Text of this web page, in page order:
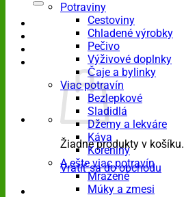
Žiadne produkty v košíku.
Vrátiť sa do obchodu
Potraviny
Cestoviny
Chladené výrobky
Pečivo
Výživové doplnky
Čaje a bylinky
Viac potravín
Bezlepkové
Sladidlá
Džemy a lekváre
Káva
Koreniny
A ešte viac potravín
Mrazené
Múky a zmesi